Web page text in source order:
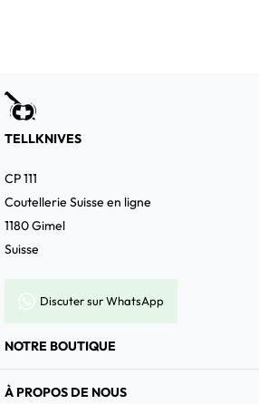
TELLKNIVES
CP 111
Coutellerie Suisse en ligne
1180 Gimel
Suisse
Discuter sur WhatsApp
NOTRE BOUTIQUE
À PROPOS DE NOUS